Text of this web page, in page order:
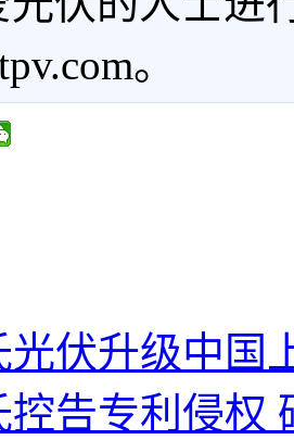
。
光伏升级中国
控告专利侵权